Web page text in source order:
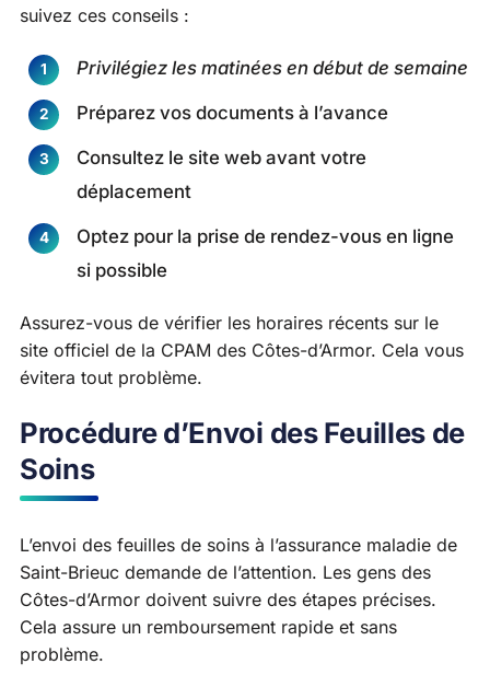
suivez ces conseils :
Privilégiez les matinées en début de semaine
Préparez vos documents à l’avance
Consultez le site web avant votre
déplacement
Optez pour la prise de rendez-vous en ligne
si possible
Assurez-vous de vérifier les horaires récents sur le
site officiel de la CPAM des Côtes-d’Armor. Cela vous
évitera tout problème.
Procédure d’Envoi des Feuilles de
Soins
L’envoi des feuilles de soins à l’assurance maladie de
Saint-Brieuc demande de l’attention. Les gens des
Côtes-d’Armor doivent suivre des étapes précises.
Cela assure un remboursement rapide et sans
problème.